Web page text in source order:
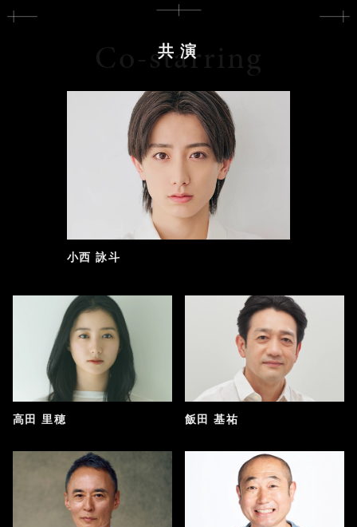
共演
Co-starring
小西 詠斗
高田 里穂 飯田 基祐